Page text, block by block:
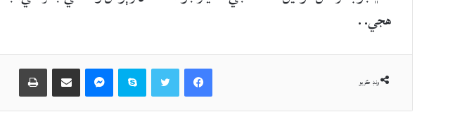
هجي. .
ونڊ ڪريو
Facebook
Skype حصيداري ڪريو اي ميل ذريعي